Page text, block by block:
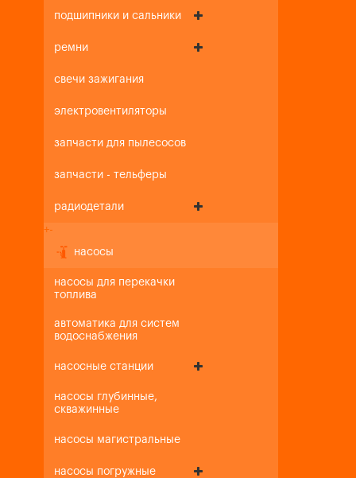
подшипники и сальники
ремни
свечи зажигания
электровентиляторы
запчасти для пылесосов
запчасти - тельферы
радиодетали
+-
насосы
насосы для перекачки
топлива
автоматика для систем
водоснабжения
насосные станции
насосы глубинные,
скважинные
насосы магистральные
насосы погружные